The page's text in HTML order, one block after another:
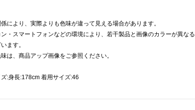
により、実際よりも色味が違って見える場合があります。
ン・スマートフォンなどの環境により、若干製品と画像のカラーが異なる
ます。
は、商品アップ画像をご参照ください。
:身長:178cm 着用サイズ:46